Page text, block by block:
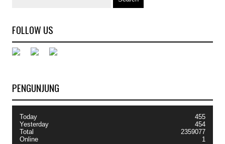
FOLLOW US
PENGUNJUNG
Today
Yesterday
Total
Online
455
454
2359077
1